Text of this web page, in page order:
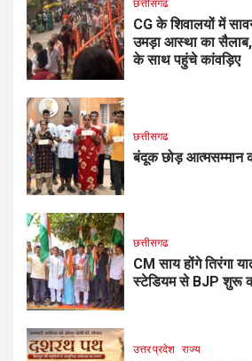
छत्तीसगढ
CG के शिवालयों में
उमड़ा आस्था का
के साथ पहुंचे कांवड़िए
छत्तीसगढ
​बंदूक छोड़ आत्मसम्मान
छत्तीसगढ
CM साय होंगे तिरंगा
स्टेडियम से BJP शुरू
उत्तर प्रदेश राज्य